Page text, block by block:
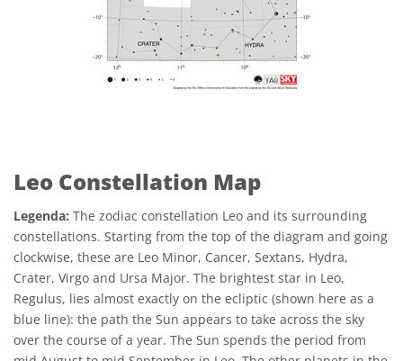
Leo Constellation Map
Legenda: The zodiac constellation Leo and its surrounding
constellations. Starting from the top of the diagram and going
clockwise, these are Leo Minor, Cancer, Sextans, Hydra,
Crater, Virgo and Ursa Major. The brightest star in Leo,
Regulus, lies almost exactly on the ecliptic (shown here as a
blue line): the path the Sun appears to take across the sky
over the course of a year. The Sun spends the period from